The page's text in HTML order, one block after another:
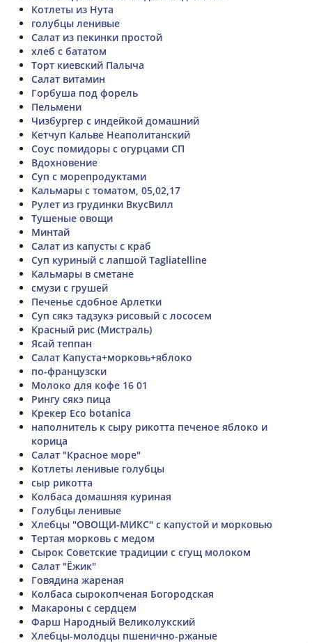
Котлеты из Нута
голубцы ленивые
Салат из пекинки простой
хлеб с бататом
Торт киевский Палыча
Салат витамин
Горбуша под форель
Пельмени
Чизбургер с индейкой домашний
Кетчуп Кальве Неаполитанский
Соус помидоры с огурцами СП
Вдохновение
Суп с морепродуктами
Кальмары с томатом, 05,02,17
Рулет из грудинки ВкусВилл
Тушеные овощи
Минтай
Салат из капусты с краб
Суп куриный с лапшой Tagliatelline
Кальмары в сметане
смузи с грушей
Печенье сдобное Арлетки
Суп сякэ тадзукэ рисовый с лососем
Красный рис (Мистраль)
Ясай теппан
Салат Капуста+морковь+яблоко
по-французски
Молоко для кофе 16 01
Рингу сякэ пица
Крекер Eco botanica
наполнитель к сыру рикотта печеное яблоко и
корица
Салат "Красное море"
Котлеты ленивые голубцы
сыр рикотта
Колбаса домашняя куриная
Голубцы ленивые
Хлебцы "ОВОЩИ-МИКС" с капустой и морковью
Тертая морковь с медом
Сырок Советские традиции с сгущ молоком
Салат "Ёжик"
Говядина жареная
Колбаса сырокопченая Богородская
Макароны с сердцем
Фарш Народный Великолукский
Хлебцы-молодцы пшенично-ржаные